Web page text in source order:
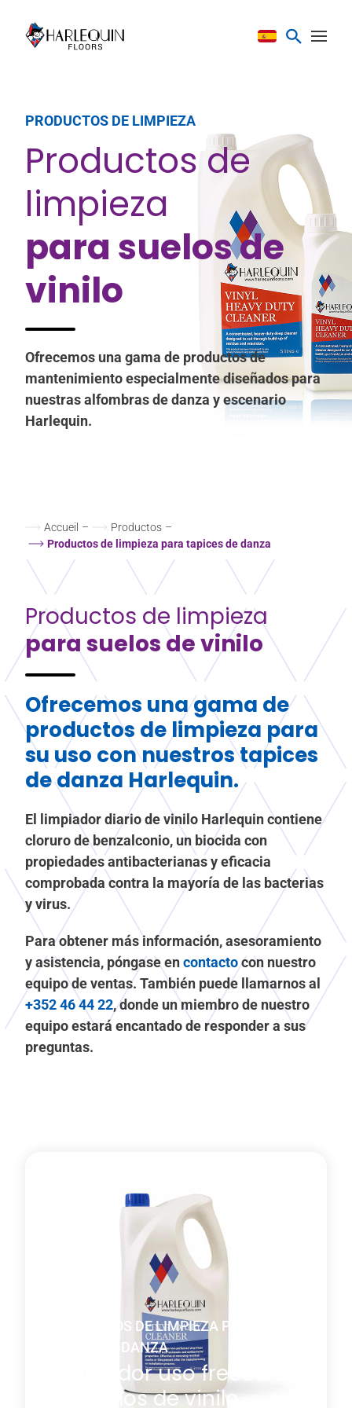
PRODUCTOS DE LIMPIEZA
Productos de
limpieza
para suelos de
vinilo
Ofrecemos una gama de productos de
mantenimiento especialmente diseñados para
nuestras alfombras de danza y escenario
Harlequin.
Accueil – Productos –
Productos de limpieza para tapices de danza
Productos de limpieza
para suelos de vinilo
Ofrecemos una gama de
productos de limpieza para
su uso con nuestros tapices
de danza Harlequin.
El limpiador diario de vinilo Harlequin contiene
cloruro de benzalconio, un biocida con
propiedades antibacterianas y eficacia
comprobada contra la mayoría de las bacterias
y virus.
Para obtener más información, asesoramiento
y asistencia, póngase encontactocon nuestro
equipo de ventas. También puede llamarnos al
+352 46 44 22, donde un miembro de nuestro
equipo estará encantado de responder a sus
preguntas.
PRODUCTOS DE LIMPIEZA PARA
PISTAS DE DANZA
Limpiador uso frecuente
de suelos de vinilo